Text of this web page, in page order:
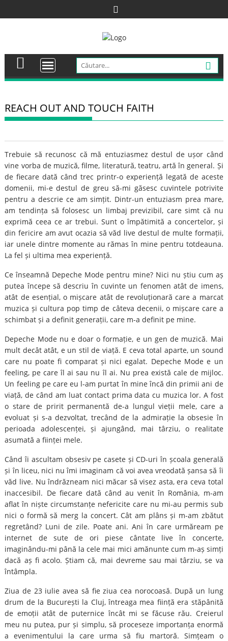
to
REACH OUT AND TOUCH FAITH
Trebuie să recunosc că mă entuziasmez destul de ușor când
vine vorba de muzică, filme, literatură, teatru, artă în general. Și
de fiecare dată când trec printr-o experiență legată de aceste
domenii, mi-e destul de greu să-mi găsesc cuvintele potrivite
pentru a descrie ce am simțit. Dintr-un entuziasm prea mare,
am tendința să folosesc un limbaj previzibil, care simt că nu
exprimă ceea ce ar trebui. Sunt o împătimită a concertelor, și
din fericire am avut ocazia să văd live destul de multe formații,
iar unele dintre momente au rămas în mine pentru totdeauna.
La fel și ultima mea experiență.
Ce înseamnă Depeche Mode pentru mine? Nici nu știu cum aș
putea începe să descriu în cuvinte un fenomen atât de imens,
atât de esențial, o mișcare atât de revoluționară care a marcat
muzica și cultura pop timp de câteva decenii, o mișcare care a
schimbat și a definit generații, care m-a definit pe mine.
Depeche Mode nu e doar o formație, e un gen de muzică. Mai
mult decât atât, e un stil de viață. E ceva total aparte, un sound
care nu poate fi comparat și nici egalat. Depeche Mode e un
feeling, pe care îl ai sau nu îl ai. Nu prea există cale de mijloc.
Un feeling pe care eu l-am purtat în mine încă din primii ani de
viață, de când am luat contact prima data cu muzica lor. A fost
o stare de pririt permanentă de-a lungul vieții mele, care a
evoluat și s-a dezvoltat, trecând de la admirație la obsesie în
perioada adolescenței, și ajungând, mai târziu, o realitate
asumată a ființei mele.
Când îi ascultam obsesiv pe casete și CD-uri în școala generală
și în liceu, nici nu îmi imaginam că voi avea vreodată șansa să îi
văd live. Nu îndrăzneam nici măcar să visez asta, era ceva total
inaccesibil. De fiecare dată când au venit în România, m-am
aflat în niște circumstanțe nefericite care nu mi-au permis sub
nici o formă să merg la concert. Cât am plâns și m-am zbătut
regretând? Luni de zile. Poate ani. Ani în care urmăream pe
internet de sute de ori piese cântate live în concerte,
imaginându-mi până la cele mai mici amănunte cum m-aș simți
dacă aș fi acolo. Știam că, mai devreme sau mai târziu, se va
întâmpla.
Ziua de 23 iulie avea să fie ziua cea norocoasă. După un lung
drum de la București la Cluj, întreaga mea ființă era stăpânită
de emoții atât de puternice încât mi se făcuse rău. Creierul
meu nu putea, pur și simplu, să proceseze importanța enormă
a evenimentului la care urma să fiu martoră. Simțeam o